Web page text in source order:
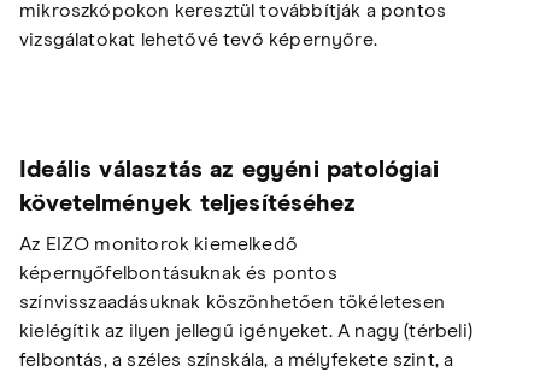
mikroszkópokon keresztül továbbítják a pontos
vizsgálatokat lehetővé tevő képernyőre.
Ideális választás az egyéni patológiai
követelmények teljesítéséhez
Az EIZO monitorok kiemelkedő
képernyőfelbontásuknak és pontos
színvisszaadásuknak köszönhetően tökéletesen
kielégítik az ilyen jellegű igényeket. A nagy (térbeli)
felbontás, a széles színskála, a mélyfekete szint, a